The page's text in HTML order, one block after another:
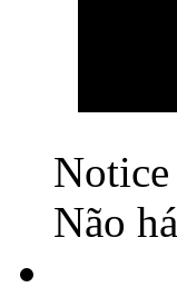
Notice
Não